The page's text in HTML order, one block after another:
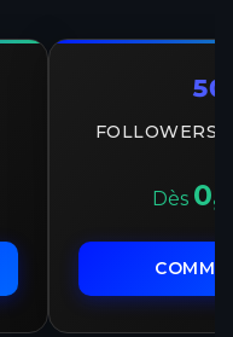
FOLLOWERS
Dès